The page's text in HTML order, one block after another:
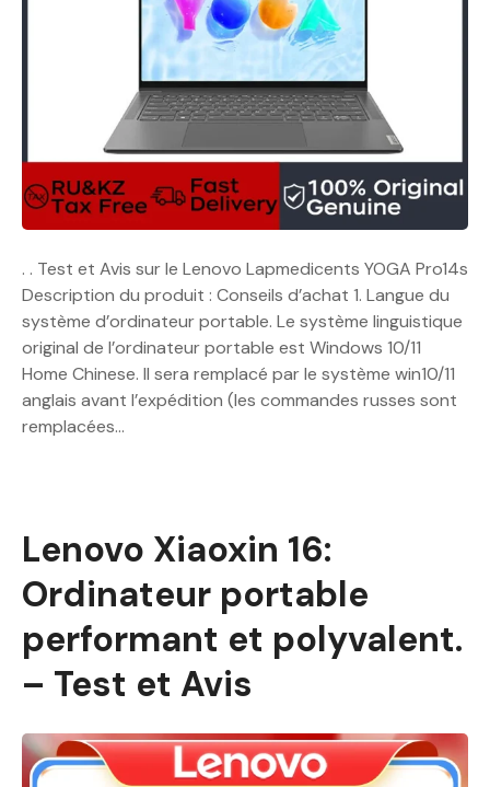
. . Test et Avis sur le Lenovo Lapmedicents YOGA Pro14s
Description du produit : Conseils d’achat 1. Langue du
système d’ordinateur portable. Le système linguistique
original de l’ordinateur portable est Windows 10/11
Home Chinese. Il sera remplacé par le système win10/11
anglais avant l’expédition (les commandes russes sont
remplacées…
Lenovo Xiaoxin 16:
Ordinateur portable
performant et polyvalent.
– Test et Avis